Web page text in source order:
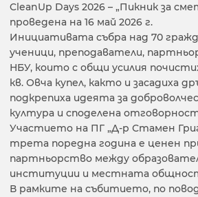
CleanUp Days 2026 – „Пикник за
проведена на 16 май 2026 г.
Инициативата събра над 70
ученици, преподаватели,
НБУ, които с общи усилия
кв. Овча купел, както и засадиха
подкрепиха идеята за
култура и споделена
Участието на ПГ „Д-р Стамен
трета поредна година е ценен
партньорство между
институции и местната
В рамките на събитието, по